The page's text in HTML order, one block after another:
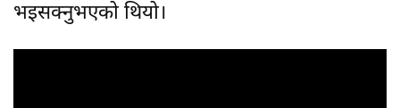
भइसक्नुभएको थियो।